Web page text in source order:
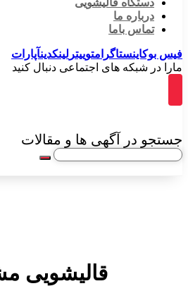
دستگاه قالیشویی
درباره ما
تماس باما
فیس بوکاینستاگرامتوییتر لینکدینآپارات
مارا در شبکه های اجتماعی دنبال کنید
جستجو در آگهی ها و مقالات
قالیشویی